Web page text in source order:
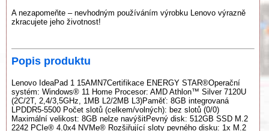
A nezapomeňte – nevhodným používáním výrobku Lenovo výrazně
zkracujete jeho životnost!
Popis produktu
Lenovo IdeaPad 1 15AMN7Certifikace ENERGY STAR®Operační
systém: Windows® 11 Home Procesor: AMD Athlon™ Silver 7120U
(2C/2T, 2,4/3,5GHz, 1MB L2/2MB L3)Paměť: 8GB integrovaná
LPDDR5-5500 Počet slotů (celkem/volných): bez slotů (0/0)
Maximální velikost: 8GB nelze navýšitPevný disk: 512GB SSD M.2
2242 PCIe® 4.0x4 NVMe® Rozšiřující sloty pevného disku: 1x M.2